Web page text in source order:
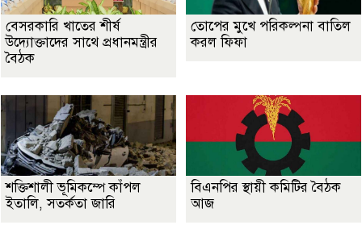
বেসরকারি খাতের শীর্ষ
উদ্যোক্তাদের সাথে প্রধানমন্ত্রীর
বৈঠক
তোপের মুখে পরিকল্পনা বাতিল
করল ফিফা
শক্তিশালী ভূমিকম্পে কাঁপল
ইতালি, সতর্কতা জারি
বিএনপির স্থায়ী কমিটির বৈঠক
আজ